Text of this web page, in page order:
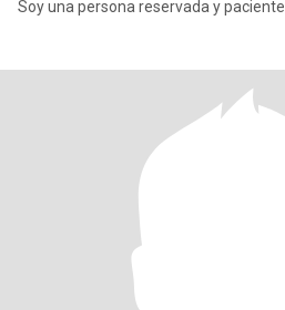
Soy una persona reservada y paciente.